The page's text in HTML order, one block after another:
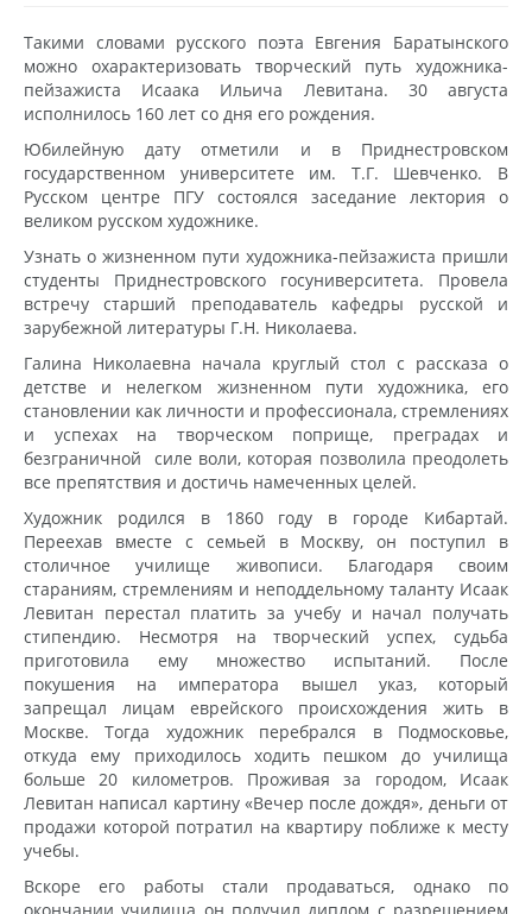
Такими словами русского поэта Евгения Баратынского
можно охарактеризовать творческий путь художника-
пейзажиста Исаака Ильича Левитана. 30 августа
исполнилось 160 лет со дня его рождения.
Юбилейную дату отметили и в Приднестровском
государственном университете им. Т.Г. Шевченко. В
Русском центре ПГУ состоялся заседание лектория о
великом русском художнике.
Узнать о жизненном пути художника-пейзажиста пришли
студенты Приднестровского госуниверситета. Провела
встречу старший преподаватель кафедры русской и
зарубежной литературы Г.Н. Николаева.
Галина Николаевна начала круглый стол с рассказа о
детстве и нелегком жизненном пути художника, его
становлении как личности и профессионала, стремлениях
и успехах на творческом поприще, преградах и
безграничной силе воли, которая позволила преодолеть
все препятствия и достичь намеченных целей.
Художник родился в 1860 году в городе Кибартай.
Переехав вместе с семьей в Москву, он поступил в
столичное училище живописи. Благодаря своим
стараниям, стремлениям и неподдельному таланту Исаак
Левитан перестал платить за учебу и начал получать
стипендию. Несмотря на творческий успех, судьба
приготовила ему множество испытаний. После
покушения на императора вышел указ, который
запрещал лицам еврейского происхождения жить в
Москве. Тогда художник перебрался в Подмосковье,
откуда ему приходилось ходить пешком до училища
больше 20 километров. Проживая за городом, Исаак
Левитан написал картину «Вечер после дождя», деньги от
продажи которой потратил на квартиру поближе к месту
учебы.
Вскоре его работы стали продаваться, однако по
окончании училища он получил диплом с разрешением